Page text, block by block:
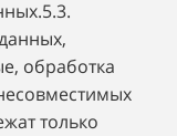
обработка
только